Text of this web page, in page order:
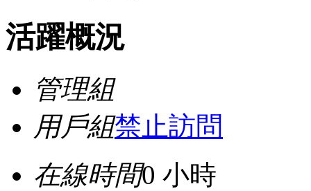
活躍概況
管理組
用戶組禁止訪問
在線時間0 小時